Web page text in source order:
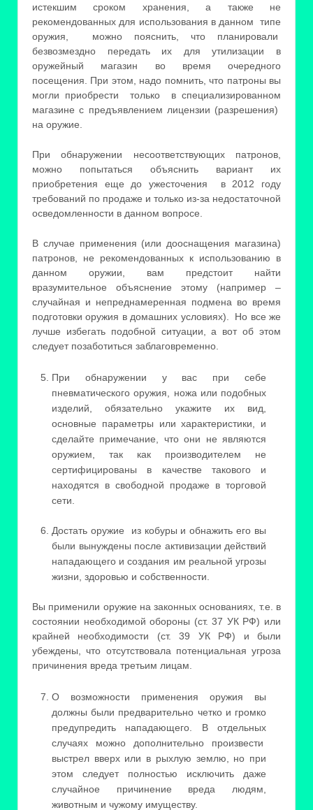
истекшим сроком хранения, а также не
рекомендованных для использования в данном типе
оружия, можно пояснить, что планировали
безвозмездно передать их для утилизации в
оружейный магазин во время очередного
посещения. При этом, надо помнить, что патроны вы
могли приобрести только в специализированном
магазине с предъявлением лицензии (разрешения)
на оружие.
При обнаружении несоответствующих патронов,
можно попытаться объяснить вариант их
приобретения еще до ужесточения в 2012 году
требований по продаже и только из-за недостаточной
осведомленности в данном вопросе.
В случае применения (или дооснащения магазина)
патронов, не рекомендованных к использованию в
данном оружии, вам предстоит найти
вразумительное объяснение этому (например –
случайная и непреднамеренная подмена во время
подготовки оружия в домашних условиях). Но все же
лучше избегать подобной ситуации, а вот об этом
следует позаботиться заблаговременно.
При обнаружении у вас при себе
пневматического оружия, ножа или подобных
изделий, обязательно укажите их вид,
основные параметры или характеристики, и
сделайте примечание, что они не являются
оружием, так как производителем не
сертифицированы в качестве такового и
находятся в свободной продаже в торговой
сети.
Достать оружие из кобуры и обнажить его вы
были вынуждены после активизации действий
нападающего и создания им реальной угрозы
жизни, здоровью и собственности.
Вы применили оружие на законных основаниях, т.е. в
состоянии необходимой обороны (ст. 37 УК РФ) или
крайней необходимости (ст. 39 УК РФ) и были
убеждены, что отсутствовала потенциальная угроза
причинения вреда третьим лицам.
О возможности применения оружия вы
должны были предварительно четко и громко
предупредить нападающего. В отдельных
случаях можно дополнительно произвести
выстрел вверх или в рыхлую землю, но при
этом следует полностью исключить даже
случайное причинение вреда людям,
животным и чужому имуществу.